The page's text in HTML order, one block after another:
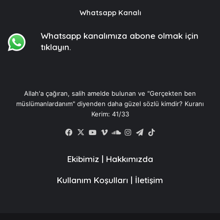
Whatsapp Kanalı
Whatsapp kanalımıza abone olmak için
tıklayın.
Allah'a çağıran, salih amelde bulunan ve "Gerçekten ben
müslümanlardanım" diyenden daha güzel sözlü kimdir? Kuranı
Kerim: 41/33
Facebook
X YouTube
VimeoSoundCloud
Instagram
Telegram
Ekibimiz | Hakkımızda
Kullanım Koşulları | İletişim